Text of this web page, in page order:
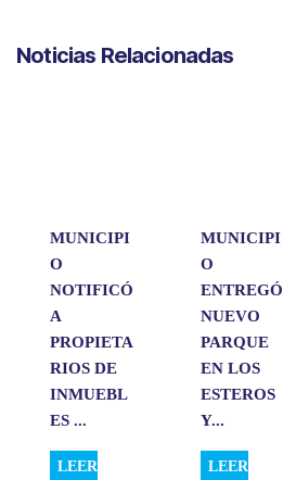
t
e
k
i
p
Noticias Relacionadas
MUNICIPI
O
NOTIFICÓ
A
PROPIETA
RIOS DE
INMUEBL
ES ...
LEER
MUNICIPI
O
ENTREGÓ
NUEVO
PARQUE
EN LOS
ESTEROS
Y...
LEER